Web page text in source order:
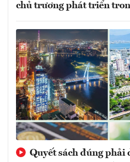
chủ trương phát triển
Quyết sách đúng phải